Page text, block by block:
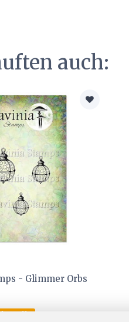
auch:
- Glimmer Orbs
bestellt